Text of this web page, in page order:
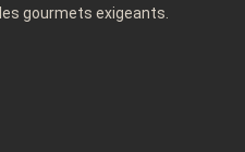
gourmets exigeants.